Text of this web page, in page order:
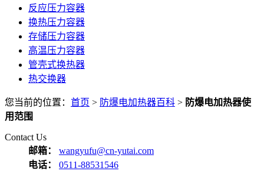
反应压力容器
换热压力容器
存储压力容器
高温压力容器
管壳式换热器
热交换器
您当前的位置： 首页 > 防爆电加热器百科 > 防爆电加热器使
用范围
Contact Us
邮箱：
wangyufu@cn-yutai.com
电话：
0511-88531546